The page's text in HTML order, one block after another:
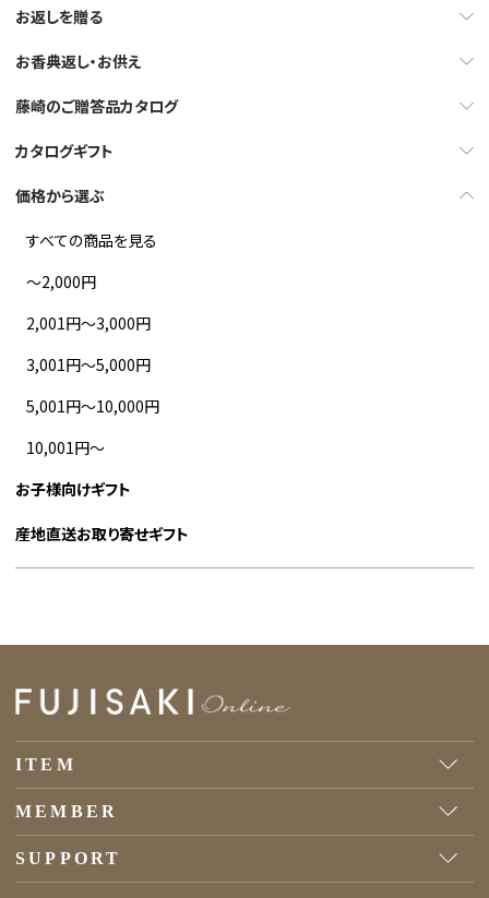
お返しを贈る
お香典返し・お供え
藤崎のご贈答品カタログ
カタログギフト
価格から選ぶ
すべての商品を見る
～2,000円
2,001円～3,000円
3,001円～5,000円
5,001円～10,000円
10,001円～
お子様向けギフト
産地直送お取り寄せギフト
ITEM
MEMBER
SUPPORT